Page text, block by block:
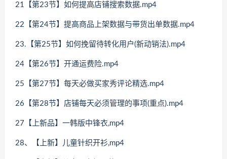
21【第23节】如何提高店铺搜索数据.mp4
22【第24节】提高商品上架数据与带货出单数据.mp4
23.【第25节】如何挽留待转化用户(新动销法).mp4
24【第26节】开通运费险.mp4
25【第27节】每天必做买家秀评论精选.mp4
26【第28节】店铺每天必须管理的事项(重点).mp4
27【上新品】一韩版中锋衣,mp4
28、【上新】儿童针织开衫,mp4